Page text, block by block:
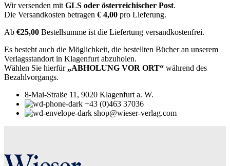
Wir versenden mit GLS oder österreichischer Post.
Die Versandkosten betragen € 4,00 pro Lieferung.
Ab €25,00 Bestellsumme ist die Liefertung versandkostenfrei.
Es besteht auch die Möglichkeit, die bestellten Bücher an unserem
Verlagsstandort in Klagenfurt abzuholen.
Wählen Sie hierfür „ABHOLUNG VOR ORT“ während des
Bezahlvorgangs.
8-Mai-Straße 11, 9020 Klagenfurt a. W.
+43 (0)463 37036
shop@wieser-verlag.com